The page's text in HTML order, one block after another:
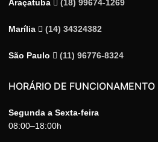
Araçatuba (18) 99674-1269
Marília (14) 34324382
São Paulo (11) 96776-8324
HORÁRIO DE FUNCIONAMENTO
Segunda a Sexta-feira
08:00–18:00h